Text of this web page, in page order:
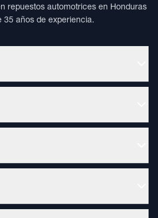
repuestos automotrices en Honduras
35 años de experiencia.